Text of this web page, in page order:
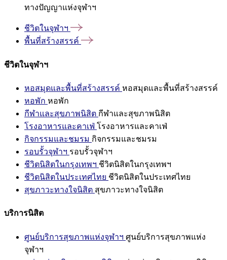
ทางปัญญาแห่งจุฬาฯ
ชีวิตในจุฬาฯ
พื้นที่สร้างสรรค์
ชีวิตในจุฬาฯ
หอสมุดและพื้นที่สร้างสรรค์ หอสมุดและพื้นที่สร้างสรรค์
หอพัก หอพัก
กีฬาและสุขภาพนิสิต กีฬาและสุขภาพนิสิต
โรงอาหารและคาเฟ่ โรงอาหารและคาเฟ่
กิจกรรมและชมรม กิจกรรมและชมรม
รอบรั้วจุฬาฯ รอบรั้วจุฬาฯ
ชีวิตนิสิตในกรุงเทพฯ ชีวิตนิสิตในกรุงเทพฯ
ชีวิตนิสิตในประเทศไทย ชีวิตนิสิตในประเทศไทย
สุขภาวะทางใจนิสิต สุขภาวะทางใจนิสิต
บริการนิสิต
ศูนย์บริการสุขภาพแห่งจุฬาฯ ศูนย์บริการสุขภาพแห่ง
จุฬาฯ